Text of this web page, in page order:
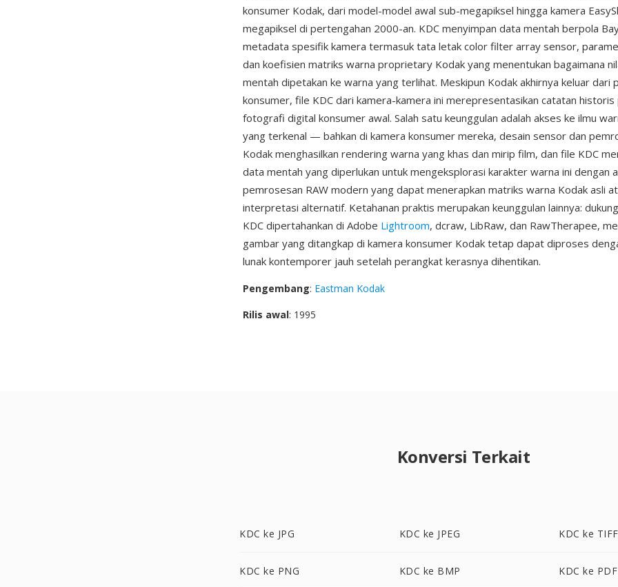
konsumer Kodak, dari model-model awal sub-megapiksel hingga kamera
megapiksel di pertengahan 2000-an. KDC menyimpan data mentah berpola
metadata spesifik kamera termasuk tata letak color filter array sensor,
dan koefisien matriks warna proprietary Kodak yang menentukan bagaimana
mentah dipetakan ke warna yang terlihat. Meskipun Kodak akhirnya keluar dari
konsumer, file KDC dari kamera-kamera ini merepresentasikan catatan
fotografi digital konsumer awal. Salah satu keunggulan adalah akses ke ilmu
yang terkenal — bahkan di kamera konsumer mereka, desain sensor dan
Kodak menghasilkan rendering warna yang khas dan mirip film, dan file KDC
data mentah yang diperlukan untuk mengeksplorasi karakter warna ini dengan
pemrosesan RAW modern yang dapat menerapkan matriks warna Kodak asli
interpretasi alternatif. Ketahanan praktis merupakan keunggulan lainnya:
KDC dipertahankan di Adobe Lightroom, dcraw, LibRaw, dan RawTherapee,
gambar yang ditangkap di kamera konsumer Kodak tetap dapat diproses
lunak kontemporer jauh setelah perangkat kerasnya dihentikan.
Pengembang: Eastman Kodak
Rilis awal: 1995
Konversi Terkait
KDC ke JPG KDC ke JPEG KDC ke TIFF
KDC ke PNG KDC ke BMP KDC ke PDF